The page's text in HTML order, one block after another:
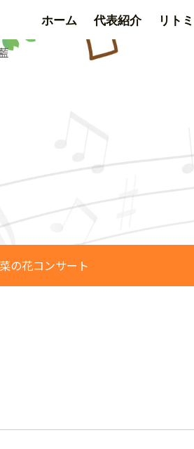
ホーム 代表紹介 リト
菜の花コンサート